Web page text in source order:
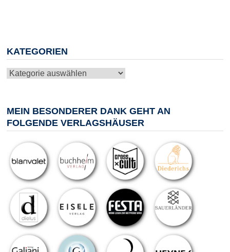
KATEGORIEN
Kategorien
MEIN BESONDERER DANK GEHT AN
FOLGENDE VERLAGSHÄUSER